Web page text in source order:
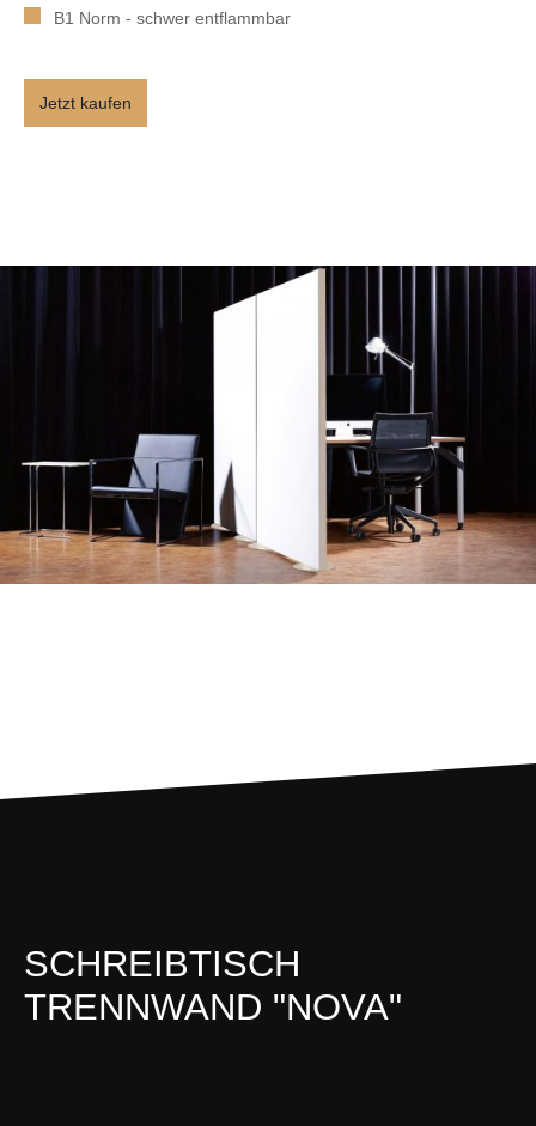
B1 Norm - schwer entflammbar
Jetzt kaufen
SCHREIBTISCH
TRENNWAND "NOVA"